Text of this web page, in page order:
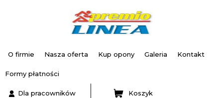
O firmie Nasza oferta Kup opony Galeria Kontakt
Formy płatności
Dla pracowników Koszyk